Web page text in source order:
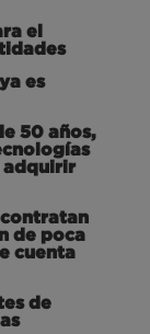
el
es
50 años,
adquirir
de poca
cuenta
de